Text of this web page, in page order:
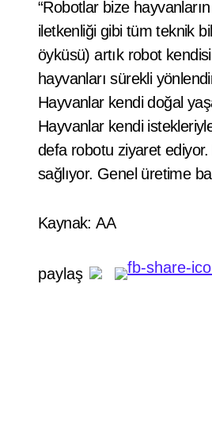
“Robotlar bize
iletkenliği gibi tüm teknik
öyküsü) artık robot
hayvanları sürekli
Hayvanlar kendi doğal
Hayvanlar kendi
defa robotu ziyaret
sağlıyor. Genel üretime
Kaynak: AA
paylaş